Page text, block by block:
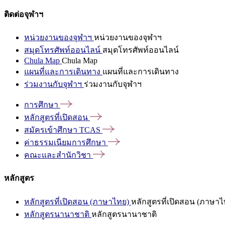
ติดต่อจุฬาฯ
หน่วยงานของจุฬาฯ หน่วยงานของจุฬาฯ
สมุดโทรศัพท์ออนไลน์ สมุดโทรศัพท์ออนไลน์
Chula Map Chula Map
แผนที่และการเดินทาง แผนที่และการเดินทาง
ร่วมงานกับจุฬาฯ ร่วมงานกับจุฬาฯ
การศึกษา
หลักสูตรที่เปิดสอน
สมัครเข้าศึกษา TCAS
ค่าธรรมเนียมการศึกษา
คณะและสำนักวิชา
หลักสูตร
หลักสูตรที่เปิดสอน (ภาษาไทย) หลักสูตรที่เปิดสอน (ภาษาไ
หลักสูตรนานาชาติ หลักสูตรนานาชาติ